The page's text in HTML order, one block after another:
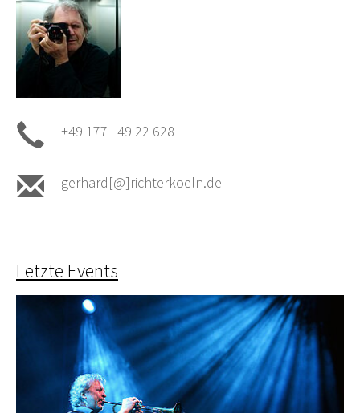
+49 177 49 22 628
gerhard[@]richterkoeln.de
Letzte Events